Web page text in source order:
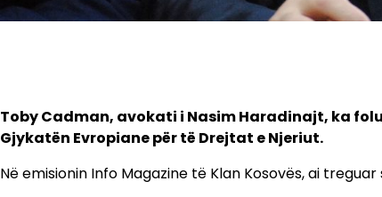
Toby Cadman, avokati i Nasim Haradinajt, ka
Gjykatën Evropiane për të Drejtat e Njeriut.
Në emisionin Info Magazine të Klan Kosovës, ai